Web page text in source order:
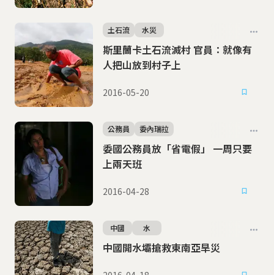
斯里蘭卡土石流滅村 官員：就像有
人把山放到村子上
土石流 水災
2016-05-20
委國公務員放「省電假」 一周只要
上兩天班
公務員 委內瑞拉
2016-04-28
中國開水壩搶救東南亞旱災
中國 水